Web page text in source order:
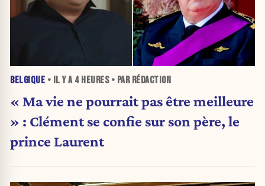
BELGIQUE • IL Y A 4 HEURES• PAR RÉDACTION
« Ma vie ne pourrait pas être meilleure
» : Clément se confie sur son père, le
prince Laurent